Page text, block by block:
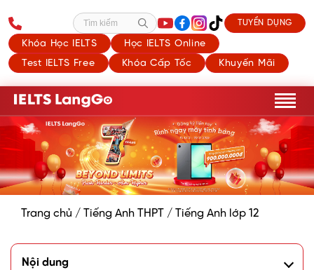
Khóa Học IELTS
Học IELTS Online
Test IELTS Free
Khóa Cấp Tốc Khuyến Mãi
Tìm kiếm TUYỂN DỤNG
Trang chủ / Tiếng Anh THPT / Tiếng Anh lớp 12
Nội dung